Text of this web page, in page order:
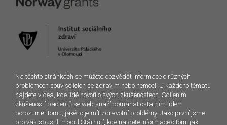
Na těchto stránkách se můžete dozvědět informace o různých
problémech souvisejících se zdravím nebo nemocí. U každého tématu
najdete videa, kde lidé hovoří o svých zkušenostech. Sdílením
zkušeností pacientů se web snaží pomáhat ostatním lidem
porozumět tomu, jaké to je mít zdravotní problémy. Jako první jsme
pro vás spustili modul Stárnutí, kde najdete informace o tom, jak